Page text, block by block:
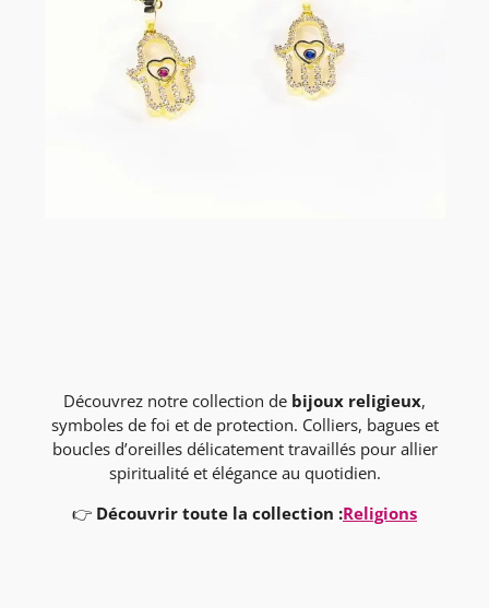
Découvrez notre collection de bijoux religieux,
symboles de foi et de protection. Colliers, bagues et
boucles d’oreilles délicatement travaillés pour allier
spiritualité et élégance au quotidien.
👉 Découvrir toute la collection :Religions